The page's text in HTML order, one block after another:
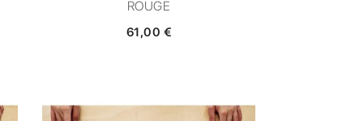
ROUGE
61,00 €